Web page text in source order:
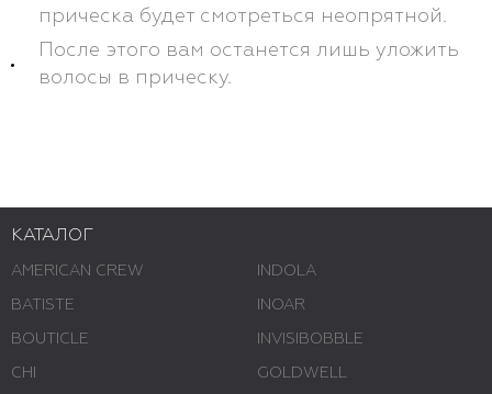
прическа будет смотреться неопрятной.
После этого вам останется лишь уложить
волосы в прическу.
КАТАЛОГ
AMERICAN CREW
BATISTE
BOUTICLE
CHI
INDOLA
INOAR
INVISIBOBBLE
GOLDWELL